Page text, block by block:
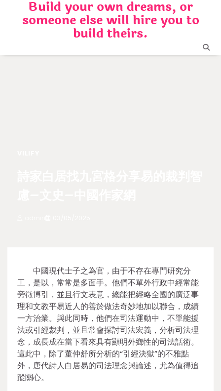
Build your own dreams, or
someone else will hire you to
build theirs.
中國現代士子之為官，由于不存在專門研究分
工，是以，常常是多面手。他們不單外行政中經常能
旁徵博引，並且行文表意，總能把經略全國的廣泛事
理和文教平易近人的善於做法奇妙地加以聯合，成績
一方治業。與此同時，他們在司法運動中，不單能援
法或引經裁判，並且常會探討司法宏義，分析司法理
念，成長成在當下看來具有顯明外鄉性的司法話術。
這此中，除了董仲舒所分析的“引經決獄”的不雅點
外，唐代詩人白居易的司法理念與論述，尤為值得追
蹤關心。